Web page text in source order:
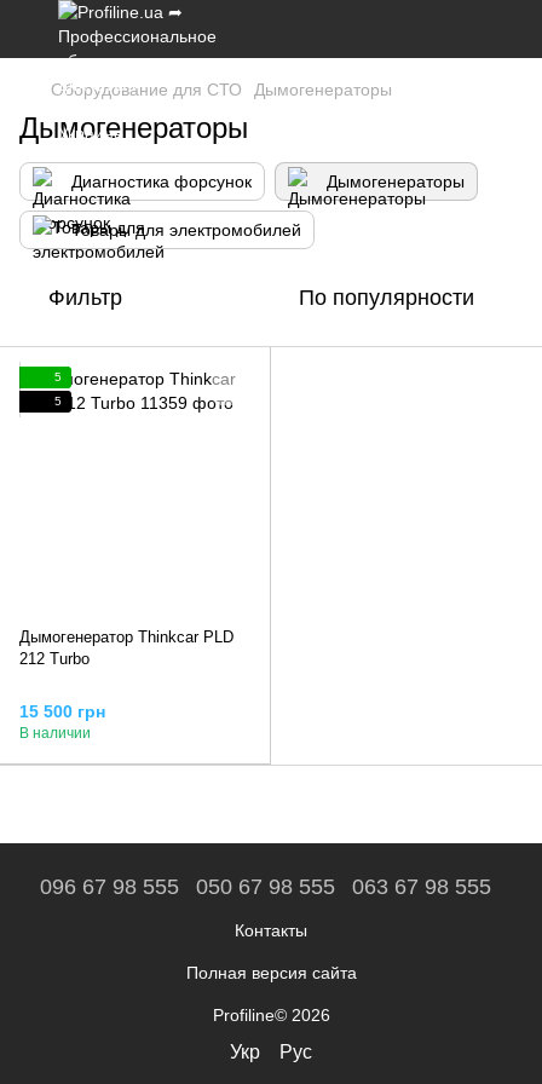
Оборудование для СТО Дымогенераторы
Дымогенераторы
Диагностика форсунок Дымогенераторы
Товары для электромобилей
Фильтр По популярности
5
5
Дымогенератор Thinkcar PLD
212 Turbo
15 500 грн
В наличии
096 67 98 555 050 67 98 555 063 67 98 555
Контакты
Полная версия сайта
Profiline© 2026
Укр Рус